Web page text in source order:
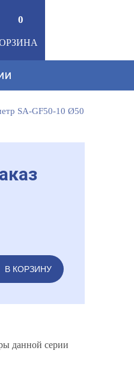
0
0
SA-GF50-10 Ø50
В КОРЗИНУ
данной серии